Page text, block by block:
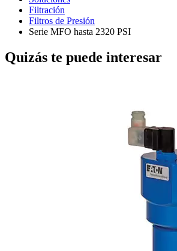
Filtración
Filtros de Presión
Serie MFO hasta 2320 PSI
Quizás te puede interesar